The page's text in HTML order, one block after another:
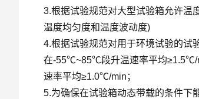
3.根据试验规范对大型试验箱允许
温度均匀度和温度波动度)
4.根据试验规范对用于环境试验的
在-55℃~85℃段升温速率平均
速率平均≥1.0℃/min；
5.为确保在试验箱动态带载的条件下